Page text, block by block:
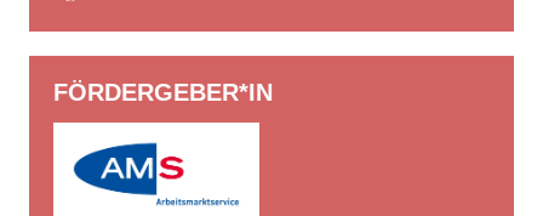
FÖRDERGEBER*IN